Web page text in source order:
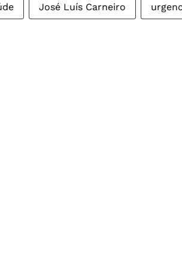
José Luís Carneiro